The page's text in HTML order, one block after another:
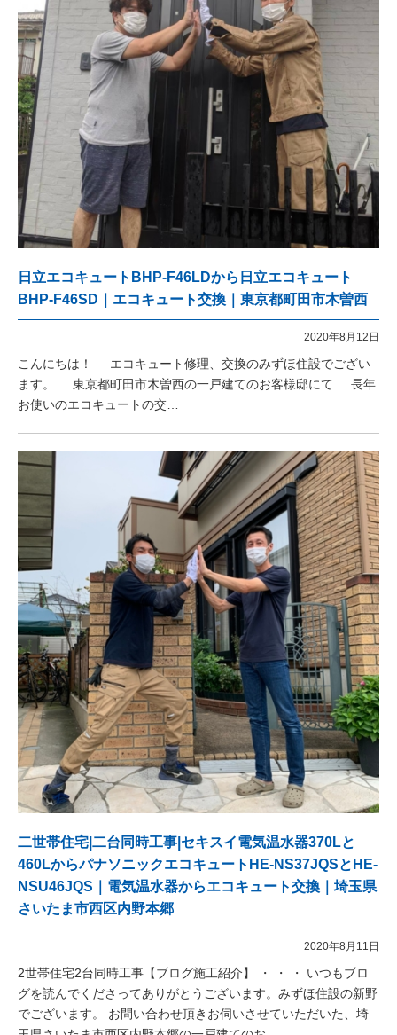
日立エコキュートBHP-F46LDから日立エコキュート
BHP-F46SD｜エコキュート交換｜東京都町田市木曽西
2020年8月12日
こんにちは！ エコキュート修理、交換のみずほ住設でござい
ます。 東京都町田市木曽西の一戸建てのお客様邸にて 長年
お使いのエコキュートの交…
二世帯住宅|二台同時工事|セキスイ電気温水器370Lと
460LからパナソニックエコキュートHE-NS37JQSとHE-
NSU46JQS｜電気温水器からエコキュート交換｜埼玉県
さいたま市西区内野本郷
2020年8月11日
2世帯住宅2台同時工事【ブログ施工紹介】 ・ ・ ・ いつもブロ
グを読んでくださってありがとうございます。みずほ住設の新野
でございます。 お問い合わせ頂きお伺いさせていただいた、埼